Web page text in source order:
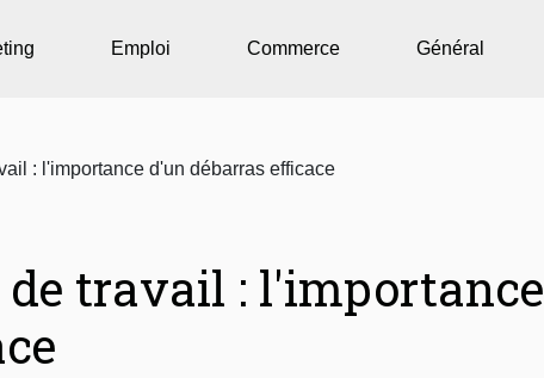
Emploi Commerce Général
: l'importance d'un débarras efficace
travail : l'importance